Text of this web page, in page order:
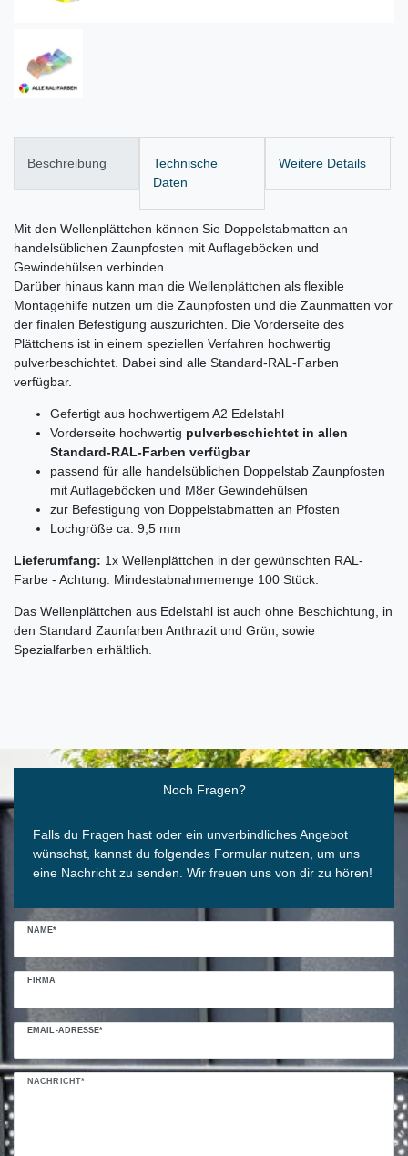
Beschreibung
Technische
Daten
Weitere Details
Mit den Wellenplättchen können Sie Doppelstabmatten an
handelsüblichen Zaunpfosten mit Auflageböcken und
Gewindehülsen verbinden.
Darüber hinaus kann man die Wellenplättchen als flexible
Montagehilfe nutzen um die Zaunpfosten und die Zaunmatten vor
der finalen Befestigung auszurichten. Die Vorderseite des
Plättchens ist in einem speziellen Verfahren hochwertig
pulverbeschichtet. Dabei sind alle Standard-RAL-Farben
verfügbar.
Gefertigt aus hochwertigem A2 Edelstahl
Vorderseite hochwertig pulverbeschichtet in allen
Standard-RAL-Farben verfügbar
passend für alle handelsüblichen Doppelstab Zaunpfosten
mit Auflageböcken und M8er Gewindehülsen
zur Befestigung von Doppelstabmatten an Pfosten
Lochgröße ca. 9,5 mm
Lieferumfang: 1x Wellenplättchen in der gewünschten RAL-
Farbe - Achtung: Mindestabnahmemenge 100 Stück.
Das Wellenplättchen aus Edelstahl ist auch ohne Beschichtung, in
den Standard Zaunfarben Anthrazit und Grün, sowie
Spezialfarben erhältlich.
Noch Fragen?
Falls du Fragen hast oder ein unverbindliches Angebot
wünschst, kannst du folgendes Formular nutzen, um uns
eine Nachricht zu senden. Wir freuen uns von dir zu hören!
NAME*
FIRMA
EMAIL-ADRESSE*
NACHRICHT*
Ceres::Template.mailFormHoneypotLabel